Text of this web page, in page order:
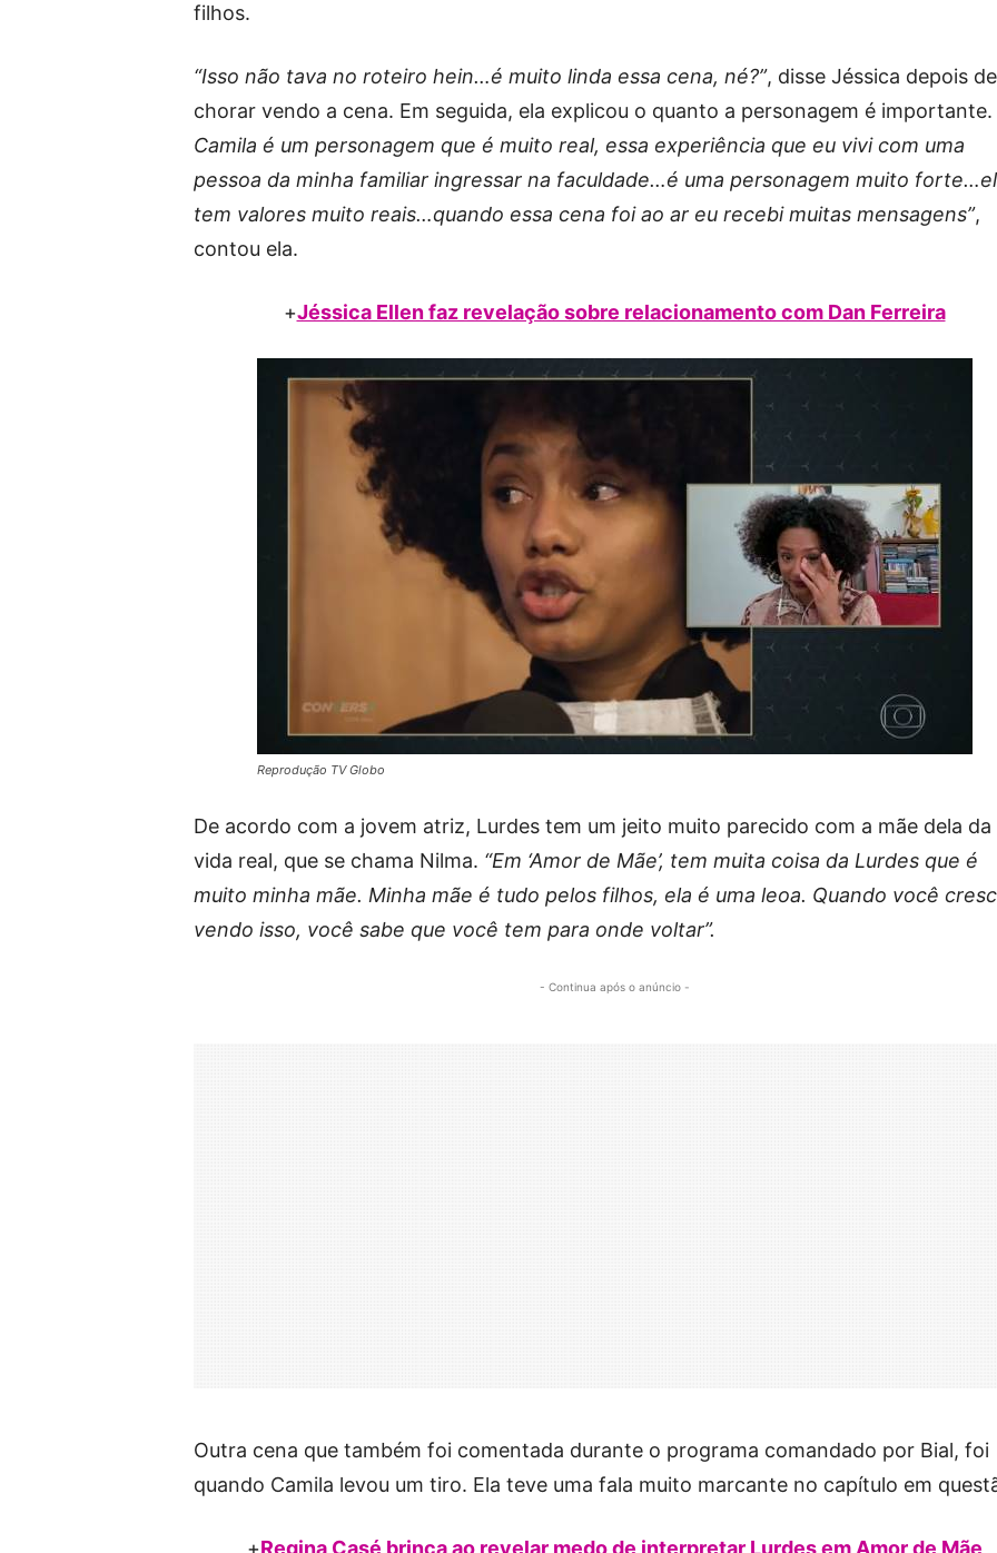
filhos.
“Isso não tava no roteiro hein…é muito linda essa cena, né?”, disse Jéssica depois de
chorar vendo a cena. Em seguida, ela explicou o quanto a personagem é importante.
Camila é um personagem que é muito real, essa experiência que eu vivi com uma
pessoa da minha familiar ingressar na faculdade…é uma personagem muito
tem valores muito reais…quando essa cena foi ao ar eu recebi muitas mensagens”,
contou ela.
+Jéssica Ellen faz revelação sobre relacionamento com Dan Ferreira
Reprodução TV Globo
De acordo com a jovem atriz, Lurdes tem um jeito muito parecido com a mãe dela da
vida real, que se chama Nilma. “Em ‘Amor de Mãe’, tem muita coisa da Lurdes que é
muito minha mãe. Minha mãe é tudo pelos filhos, ela é uma leoa. Quando você
vendo isso, você sabe que você tem para onde voltar”.
- Continua após o anúncio -
Outra cena que também foi comentada durante o programa comandado por Bial, foi
quando Camila levou um tiro. Ela teve uma fala muito marcante no capítulo em
+Regina Casé brinca ao revelar medo de interpretar Lurdes em Amor de Mãe